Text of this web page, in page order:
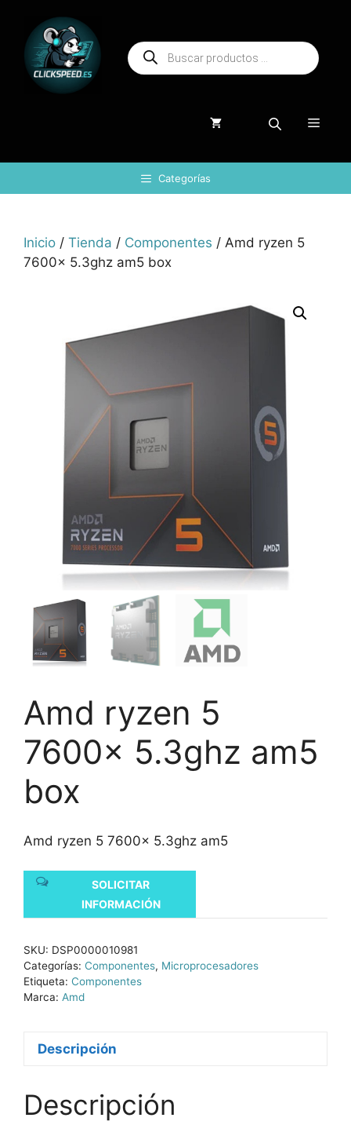
contenido
Búsqueda
de
productos
Menú
Categorías
Inicio / Tienda / Componentes / Amd ryzen 5
7600x 5.3ghz am5 box
Amd ryzen 5
7600x 5.3ghz am5
box
Amd ryzen 5 7600x 5.3ghz am5
SOLICITAR
INFORMACIÓN
SKU: DSP0000010981
Categorías: Componentes, Microprocesadores
Etiqueta: Componentes
Marca: Amd
Descripción
Descripción